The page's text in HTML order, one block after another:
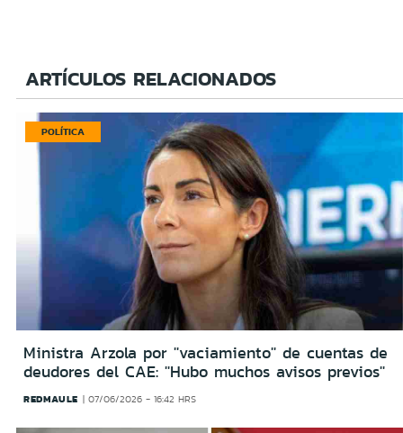
ARTÍCULOS RELACIONADOS
POLÍTICA
Ministra Arzola por ''vaciamiento'' de cuentas de
deudores del CAE: ''Hubo muchos avisos previos''
REDMAULE 07/06/2026 - 16:42 HRS